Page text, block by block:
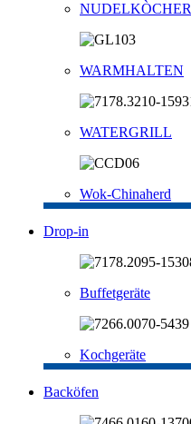
NUDELKÒCHER
WARMHALTEN
WATERGRILL
Wok-Chinaherd
Drop-in
Buffetgeräte
Kochgeräte
Backöfen